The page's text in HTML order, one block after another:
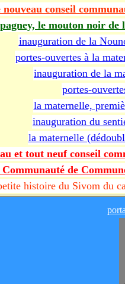
nouveau conseil
le mouton noir
inauguration de la
portes-ouvertes à la
inauguration de la
portes-
la maternelle,
inauguration du
la maternelle
et tout neuf conseil
Communauté de
histoire du Sivom du